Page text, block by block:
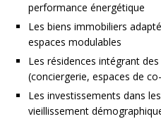
performance énergétique
Les biens immobiliers
espaces modulables
Les résidences intégrant
(conciergerie, espaces de
Les investissements dans
vieillissement